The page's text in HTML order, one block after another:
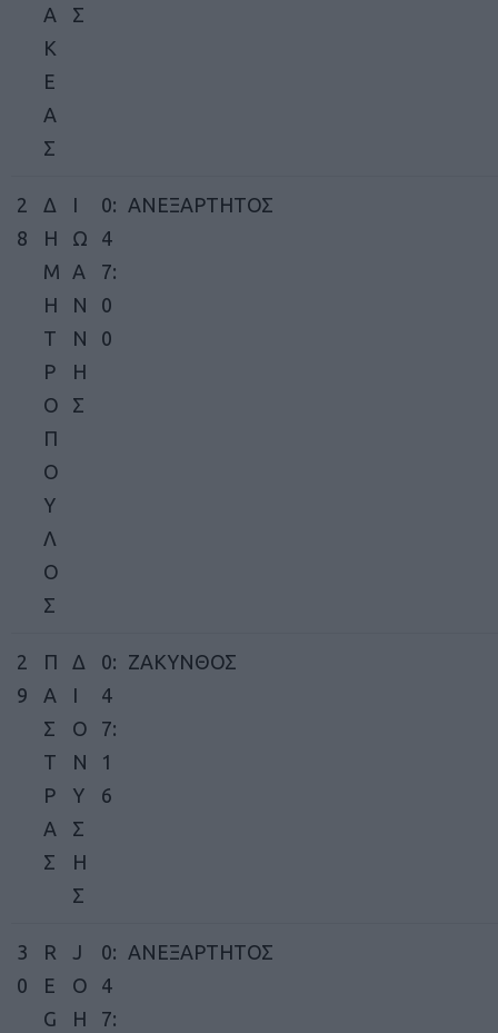
Α
Κ
Ε
Α
Σ
Σ
2
8
Δ
Η
Μ
Η
Τ
Ρ
Ο
Π
Ο
Υ
Λ
Ο
Σ
Ι
Ω
Α
Ν
Ν
Η
Σ
0:
4
7:
0
0
ΑΝΕΞΑΡΤΗΤΟΣ
2
9
Π
Α
Σ
Τ
Ρ
Α
Σ
Δ
Ι
Ο
Ν
Υ
Σ
Η
Σ
0:
4
7:
1
6
ΖΑΚΥΝΘΟΣ
3
0
R
E
G
J
O
H
0:
4
7:
ΑΝΕΞΑΡΤΗΤΟΣ